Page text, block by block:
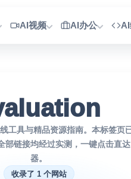
AI视频 AI办公
工具与精品资源指南。本标签
部链接均经过实测，一键点击直
器。
收录了 1 个网站